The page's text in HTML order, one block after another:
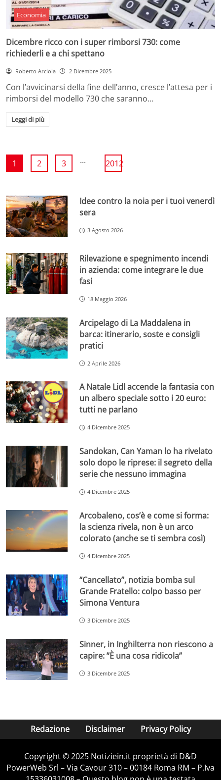
Economia
Dicembre ricco con i super rimborsi 730: come
richiederli e a chi spettano
Roberto Arciola 2 Dicembre 2025
Con l’avvicinarsi della fine dell’anno, cresce l’attesa per i
rimborsi del modello 730 che saranno…
Leggi di più
1 2 3 ... 2012
Idee contro la noia per i tuoi venerdì
sera
3 Agosto 2026
Rilevazione e spegnimento incendi
in azienda: come integrare le due
fasi
18 Maggio 2026
Arcipelago di La Maddalena in
barca: itinerario, soste e consigli
pratici
2 Aprile 2026
A Natale Lidl accende la fantasia con
un albero speciale sotto i 20 euro:
tutti ne parlano
4 Dicembre 2025
Sandokan, Can Yaman lo ha rivelato
solo dopo le riprese: il segreto della
serie che nessuno immagina
4 Dicembre 2025
Arcobaleno, cos’è e come si forma:
la scienza rivela, non è un arco
colorato (anche se ti sembra così)
4 Dicembre 2025
“Cancellato”, notizia bomba sul
Grande Fratello: colpo basso per
Simona Ventura
3 Dicembre 2025
Sinner, in Inghilterra non riescono a
capire: ”È una cosa ridicola”
3 Dicembre 2025
Redazione Disclaimer Privacy Policy
Copyright © 2025 Notiziein.it proprietà di D&D
PowerWeb Srl – Via Cavour 310 – 00184 Roma RM – P.Iva